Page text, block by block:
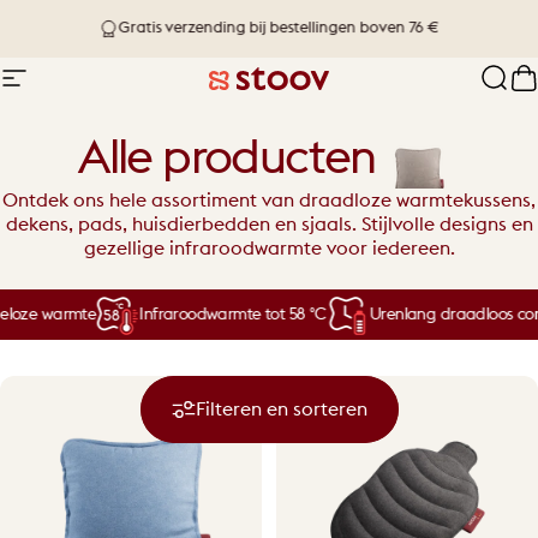
Levering binnen 1-4 werkdagen
Site navigatie Stoov® | Cordless Heated Cushions
Alle producten
Ontdek ons hele assortiment van draadloze warmtekussens,
dekens, pads, huisdierbedden en sjaals. Stijlvolle designs en
gezellige infraroodwarmte voor iedereen.
warmte Infraroodwarmte tot 58 °C Urenlang draadloos
Filteren en sorteren